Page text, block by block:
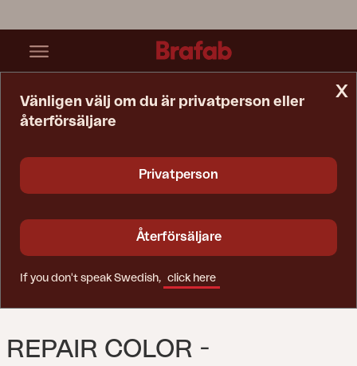
REPAIR COLOR -
x
Vänligen välj om du är privatperson eller
återförsäljare
Privatperson
Återförsäljare
If you don't speak Swedish, click here